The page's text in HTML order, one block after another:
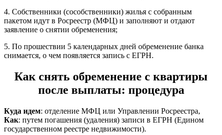
4. Собственники (сособственники) жилья с собранным
пакетом идут в Росреестр (МФЦ) и заполняют и отдают
заявление о снятии обременения;
5. По прошествии 5 календарных дней обременение банка
снимается, о чем появляется запись с ЕГРН.
Как снять обременение с квартиры
после выплаты: процедура
Куда идем: отделение МФЦ или Управлении Росреестра,
Как: путем погашения (удаления) записи в ЕГРН (Едином
государственном реестре недвижимости).